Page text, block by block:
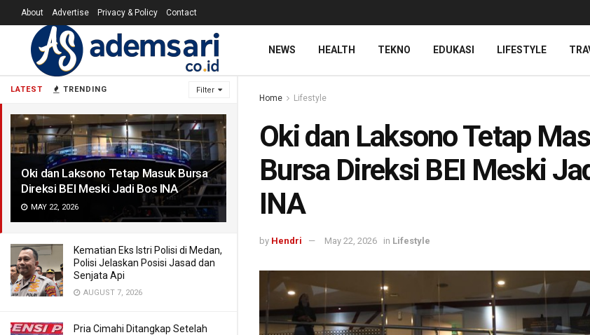
LATEST TRENDING Filter
Oki dan Laksono Tetap Masuk Bursa
Direksi BEI Meski Jadi Bos INA
MAY 22, 2026
Kematian Eks Istri Polisi di Medan,
Polisi Jelaskan Posisi Jasad dan
Senjata Api
AUGUST 7, 2026
Pria Cimahi Ditangkap Setelah
About Advertise Privacy & Policy Contact
NEWS HEALTH TEKNO EDUKASI LIFESTYLE
Home Lifestyle
Oki dan Laksono Tetap
Bursa Direksi BEI Meski
INA
by Hendri May 22, 2026 in Lifestyle